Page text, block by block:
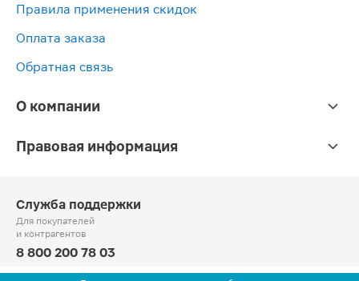
Правила применения скидок
Оплата заказа
Обратная связь
О компании
Правовая информация
Служба поддержки
Для покупателей
и контрагентов
8 800 200 78 03
Круглосуточно, звонок по России бесплатный